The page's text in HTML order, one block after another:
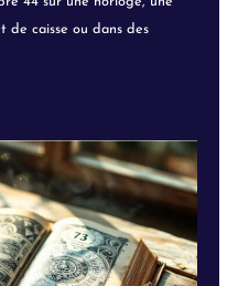
de caisse ou dans des